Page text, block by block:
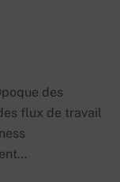
des
flux de travail